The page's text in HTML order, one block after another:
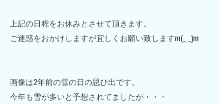
上記の日程をお休みとさせて頂きます。
ご迷惑をおかけしますが宜しくお願い致しますm(_ _)m
画像は2年前の雪の日の思ひ出です。
今年も雪が多いと予想されてましたが・・・